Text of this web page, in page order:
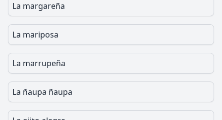
La margareña
La mariposa
La marrupeña
La ñaupa ñaupa